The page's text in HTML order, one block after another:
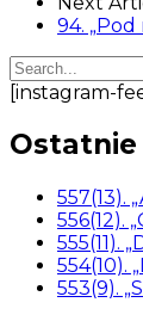
94.
[instagram-
557(13).
556(12).
555(11).
554(10).
553(9).